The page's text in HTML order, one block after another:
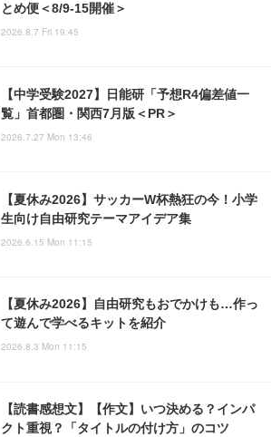
とめ便＜8/9-15開催＞
2026.8.7 Fri 19:45
【中学受験2027】日能研「予想R4偏差値一
覧」首都圏・関西7月版＜PR＞
2026.7.27 Mon 13:46
【夏休み2026】サッカーW杯熱狂の今！小学
生向け自由研究テーマアイデア集
2026.6.15 Mon 11:15
【夏休み2026】自由研究もおでかけも…作っ
て遊んで学べるキットを紹介
2026.8.3 Mon 11:15
【読書感想文】【作文】いつ決める？インパ
クト重視？「タイトルの付け方」のコツ